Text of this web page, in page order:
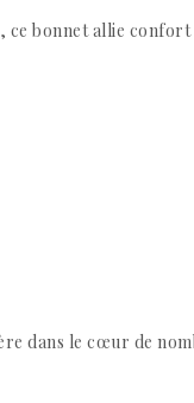
bonnet allie confort
dans le cœur de